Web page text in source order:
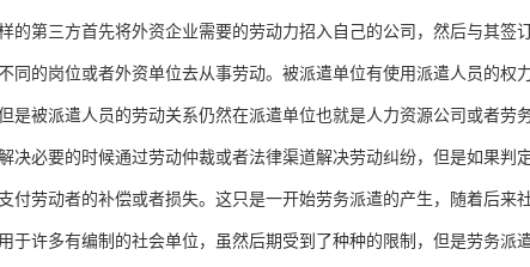
的第三方首先将外资企业需要的劳动力招入自己的公司，然后与其签
同的岗位或者外资单位去从事劳动。被派遣单位有使用派遣人员的权
是被派遣人员的劳动关系仍然在派遣单位也就是人力资源公司或者劳
决必要的时候通过劳动仲裁或者法律渠道解决劳动纠纷，但是如果判
付劳动者的补偿或者损失。这只是一开始劳务派遣的产生，随着后来
于许多有编制的社会单位，虽然后期受到了种种的限制，但是劳务派